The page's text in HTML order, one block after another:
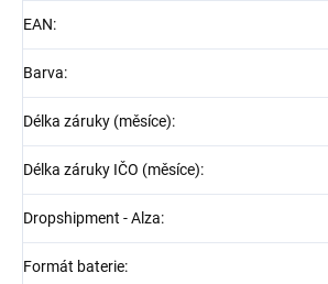
EAN:
Barva:
Délka záruky (měsíce):
Délka záruky IČO (měsíce):
Dropshipment - Alza:
Formát baterie: